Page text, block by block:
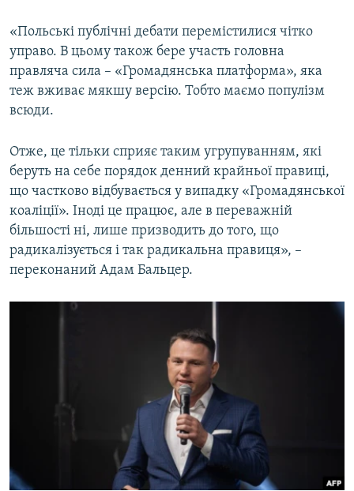
«Польські публічні дебати перемістилися чітко
управо. В цьому також бере участь головна
правляча сила – «Громадянська платформа», яка
теж вживає мякшу версію. Тобто маємо популізм
всюди.
Отже, це тільки сприяє таким угрупуванням, які
беруть на себе порядок денний крайньої правиці,
що частково відбувається у випадку «Громадянської
коаліції». Іноді це працює, але в переважній
більшості ні, лише призводить до того, що
радикалізується і так радикальна правиця», –
переконаний Адам Бальцер.